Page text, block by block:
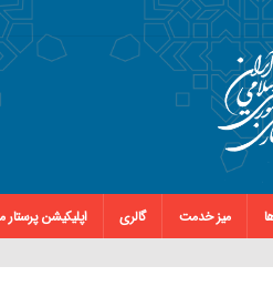
میز خدمت گالری اپلیکیشن پرستار